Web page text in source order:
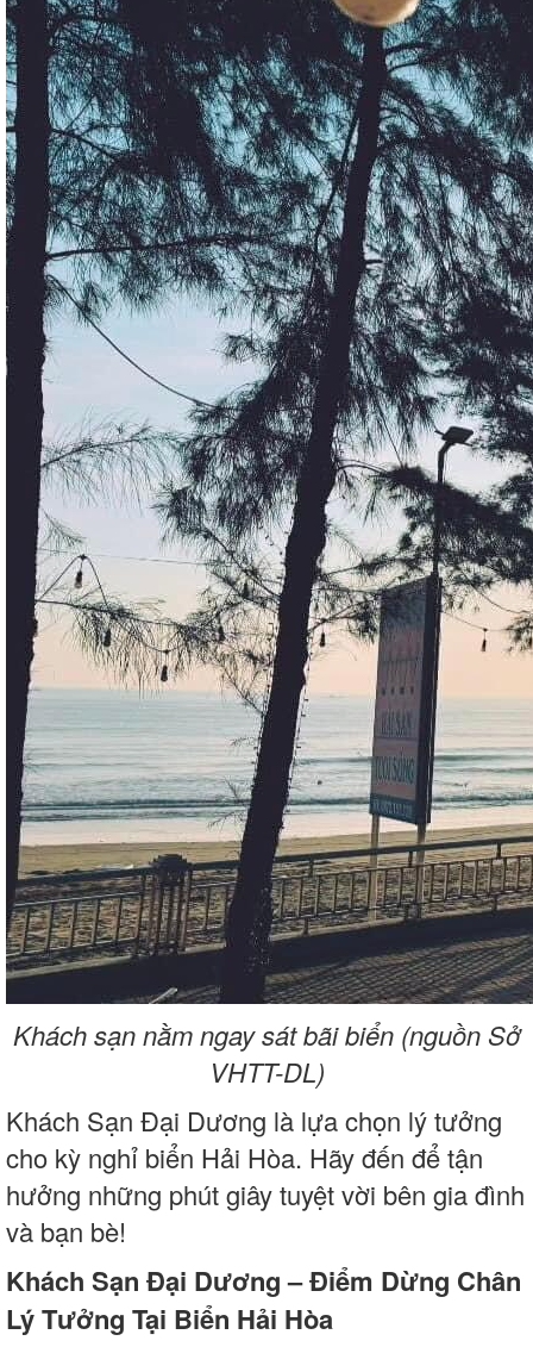
Khách sạn nằm ngay sát bãi biển (nguồn Sở
VHTT-DL)
Khách Sạn Đại Dương là lựa chọn lý tưởng
cho kỳ nghỉ biển Hải Hòa. Hãy đến để tận
hưởng những phút giây tuyệt vời bên gia đình
và bạn bè!
Khách Sạn Đại Dương – Điểm Dừng Chân
Lý Tưởng Tại Biển Hải Hòa